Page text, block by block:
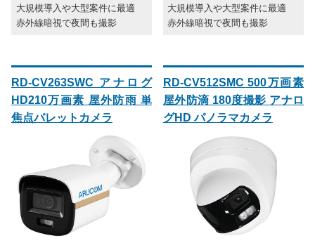
大規模導入や大型案件に最適
赤外線暗視で夜間も撮影
大規模導入や大型案件に最適
赤外線暗視で夜間も撮影
RD-CV263SWC アナログ
HD210万画素 屋外防雨 単
焦点バレットカメラ
RD-CV512SMC 500万画素
屋外防滴 180度撮影 アナロ
グHD パノラマカメラ